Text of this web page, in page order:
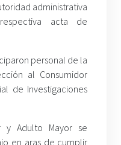
administrativa
acta de
personal de la
al Consumidor
de Investigaciones
y Adulto Mayor se
en aras de cumplir